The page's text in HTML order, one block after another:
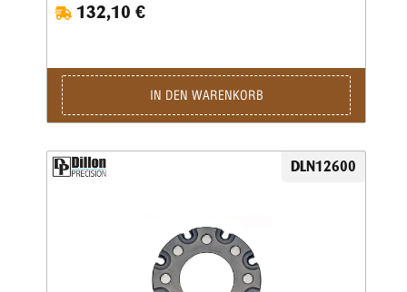
132,10 €
IN DEN WARENKORB
DLN12600